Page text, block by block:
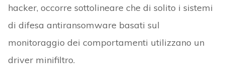
hacker, occorre sottolineare che di solito i sistemi
di difesa antiransomware basati sul
monitoraggio dei comportamenti utilizzano un
driver minifiltro.